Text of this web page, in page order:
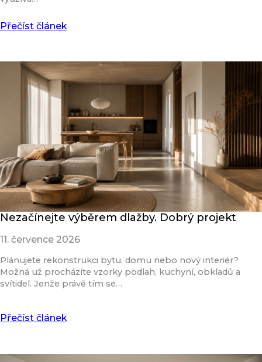
Přečíst článek
Nezačínejte výběrem dlažby. Dobrý projekt
11. července 2026
Plánujete rekonstrukci bytu, domu nebo nový interiér?
Možná už procházíte vzorky podlah, kuchyní, obkladů a
svítidel. Jenže právě tím se…
Přečíst článek